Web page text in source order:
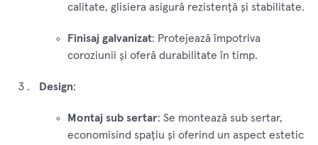
calitate, glisiera asigură rezistență și stabilitate.
Finisaj galvanizat: Protejează împotriva
coroziunii și oferă durabilitate în timp.
Design:
Montaj sub sertar: Se montează sub sertar,
economisind spațiu și oferind un aspect estetic